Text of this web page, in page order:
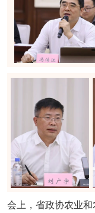
会上，省政协农业